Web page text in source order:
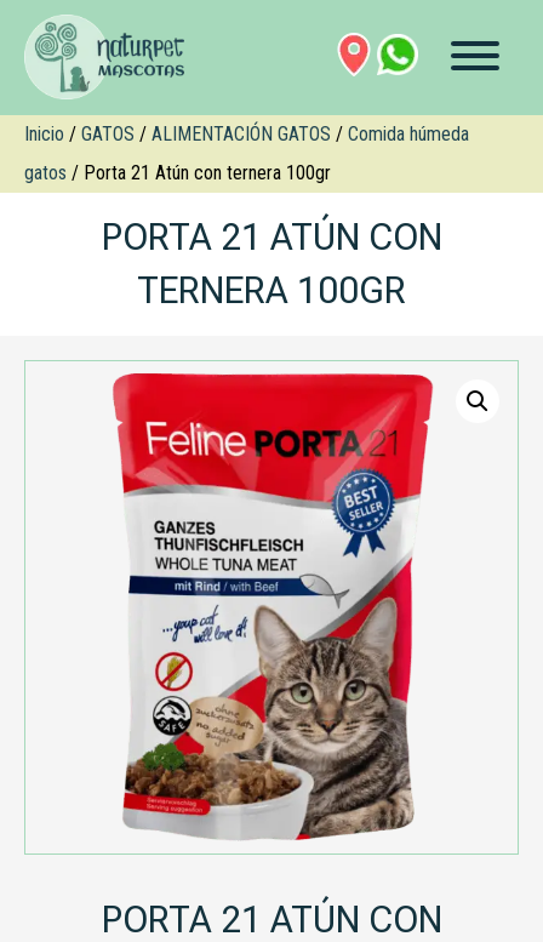
Inicio / GATOS / ALIMENTACIÓN GATOS / Comida húmeda
gatos / Porta 21 Atún con ternera 100gr
PORTA 21 ATÚN CON
TERNERA 100GR
PORTA 21 ATÚN CON